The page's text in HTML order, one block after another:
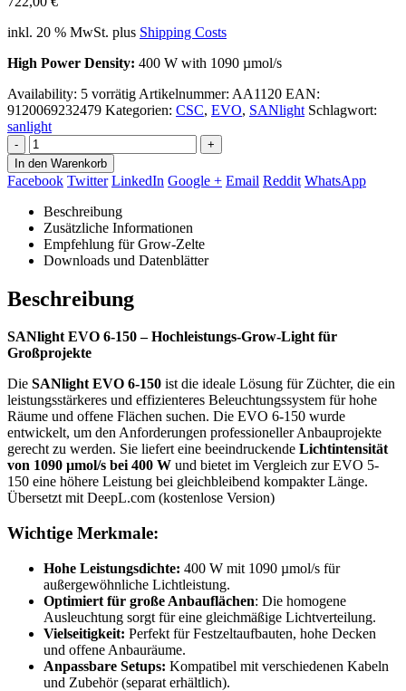
inkl. 20 % MwSt. plus Shipping Costs
High Power Density: 400 W with 1090 µmol/s
Availability: 5 vorrätig Artikelnummer: AA1120 EAN:
9120069232479 Kategorien: CSC, EVO, SANlight Schlagwort:
sanlight
-
+
In den Warenkorb
Facebook Twitter LinkedIn Google + Email Reddit WhatsApp
Beschreibung
Zusätzliche Informationen
Empfehlung für Grow-Zelte
Downloads und Datenblätter
Beschreibung
SANlight EVO 6-150 – Hochleistungs-Grow-Light für
Großprojekte
Die SANlight EVO 6-150 ist die ideale Lösung für Züchter, die ein
leistungsstärkeres und effizienteres Beleuchtungssystem für hohe
Räume und offene Flächen suchen. Die EVO 6-150 wurde
entwickelt, um den Anforderungen professioneller Anbauprojekte
gerecht zu werden. Sie liefert eine beeindruckende Lichtintensität
von 1090 µmol/s bei 400 W und bietet im Vergleich zur EVO 5-
150 eine höhere Leistung bei gleichbleibend kompakter Länge.
Übersetzt mit DeepL.com (kostenlose Version)
Wichtige Merkmale:
Hohe Leistungsdichte: 400 W mit 1090 µmol/s für
außergewöhnliche Lichtleistung.
Optimiert für große Anbauflächen: Die homogene
Ausleuchtung sorgt für eine gleichmäßige Lichtverteilung.
Vielseitigkeit: Perfekt für Festzeltaufbauten, hohe Decken
und offene Anbauräume.
Anpassbare Setups: Kompatibel mit verschiedenen Kabeln
und Zubehör (separat erhältlich).